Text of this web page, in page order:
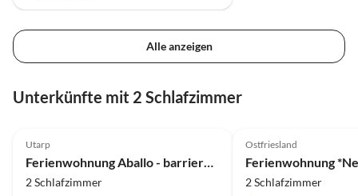
Alle anzeigen
Unterkünfte mit 2 Schlafzimmer
Utarp
Ferienwohnung Aballo - barrierefrei
2 Schlafzimmer
Ostfriesland
2 Schlafzimmer